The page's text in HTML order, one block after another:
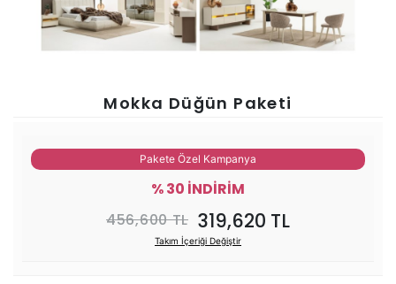
Ünitesi
Mokka Düğün Paketi
Pakete Özel Kampanya
% 30 İNDİRİM
456,600 TL 319,620 TL
Takım İçeriği Değiştir